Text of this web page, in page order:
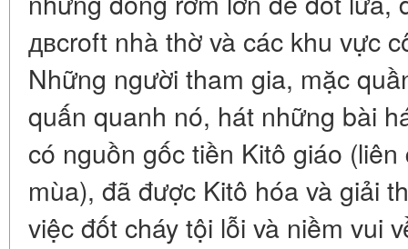
двcroft nhà thờ và các khu vực
Những người tham gia, mặc
quấn quanh nó, hát những bài
có nguồn gốc tiền Kitô giáo
mùa), đã được Kitô hóa và giải
việc đốt cháy tội lỗi và niềm vui